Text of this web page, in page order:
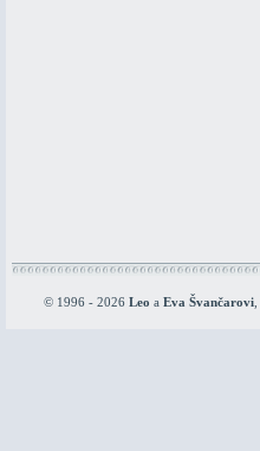
© 1996 - 2026 Leo a Eva Švančarovi